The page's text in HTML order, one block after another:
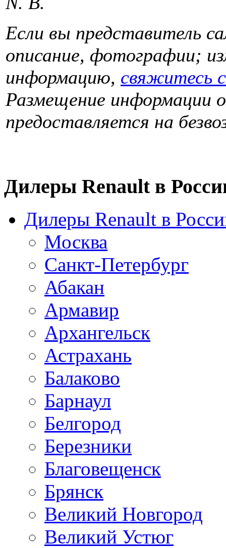
Если вы представитель
описание, фотографии;
информацию, свяжитесь
Размещение информации
предоставляется на
Дилеры Renault в
Дилеры Renault в
Москва
Санкт-Петербург
Абакан
Армавир
Архангельск
Астрахань
Балаково
Барнаул
Белгород
Березники
Благовещенск
Брянск
Великий Новгород
Великий Устюг